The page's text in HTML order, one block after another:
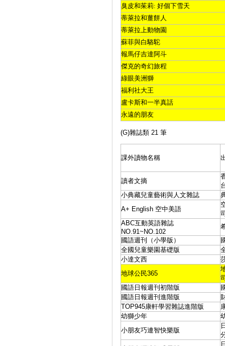
臭皮和茱莉: 好個下雪天
蒂萊拉和薑餅人
蒂萊拉上動物園
蘇菲與白駱駝
報馬仔吉達阿斗
傑克的奇幻旅程
綠眼美洲獅
福利社大王
盧卡斯和一半真話
永遠的朋友
(G)雜誌類 21 筆
課外讀物名稱
讀者文摘
小典藏兒童藝術與人文雜誌
A+ English 空中美語
ABC互動英語雜誌
NO.91~NO.102
國語週刊（小學版）
全國兒童樂園基礎版
小達文西
地球公民365
國語日報週刊初階版
國語日報週刊進階版
TOP945康軒學習雜誌進階版
幼獅少年
小朋友巧連智快樂版